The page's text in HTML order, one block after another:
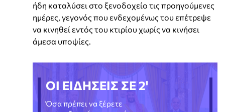
ήδη καταλύσει στο ξενοδοχείο τις προηγούμενες
ημέρες, γεγονός που ενδεχομένως του επέτρεψε
να κινηθεί εντός του κτιρίου χωρίς να κινήσει
άμεσα υποψίες.
ΟΙ ΕΙΔΗΣΕΙΣ ΣΕ 2'
Όσα πρέπει να ξέρετε